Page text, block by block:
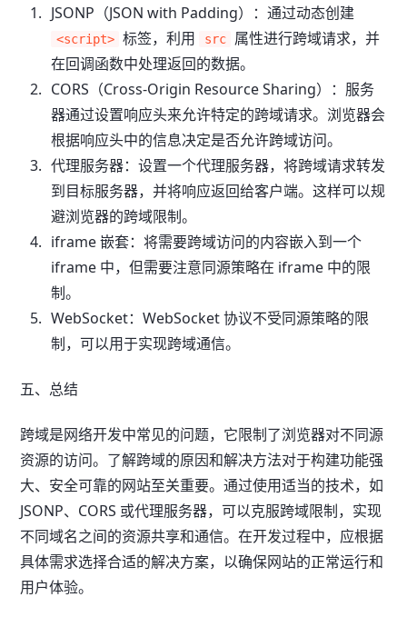
JSONP（JSON with Padding）：通过动态创建
<script> 标签，利用 src
属性进行跨域请求，并
在回调函数中处理返回的数据。
CORS（Cross-Origin Resource Sharing）：服务
器通过设置响应头来允许特定的跨域请求。浏览器会
根据响应头中的信息决定是否允许跨域访问。
代理服务器：设置一个代理服务器，将跨域请求转发
到目标服务器，并将响应返回给客户端。这样可以规
避浏览器的跨域限制。
iframe 嵌套：将需要跨域访问的内容嵌入到一个
iframe 中，但需要注意同源策略在 iframe 中的限
制。
WebSocket：WebSocket 协议不受同源策略的限
制，可以用于实现跨域通信。
五、总结
跨域是网络开发中常见的问题，它限制了浏览器对不同源
资源的访问。了解跨域的原因和解决方法对于构建功能强
大、安全可靠的网站至关重要。通过使用适当的技术，如
JSONP、CORS 或代理服务器，可以克服跨域限制，实现
不同域名之间的资源共享和通信。在开发过程中，应根据
具体需求选择合适的解决方案，以确保网站的正常运行和
用户体验。